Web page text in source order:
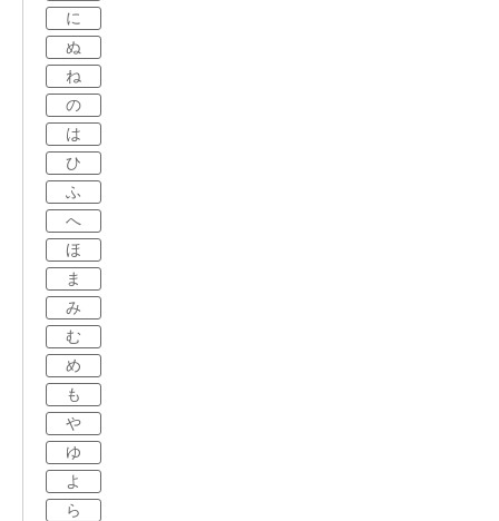
に
ぬ
ね
の
は
ひ
ふ
へ
ほ
ま
み
む
め
も
や
ゆ
よ
ら